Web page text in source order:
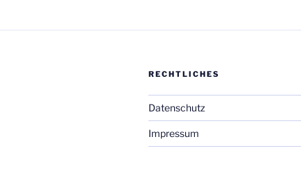
RECHTLICHES
Datenschutz
Impressum